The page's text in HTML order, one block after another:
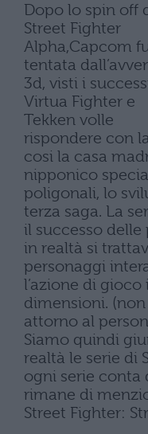
Dopo lo spin off
Street Fighter
Alpha,Capcom
tentata
3d, visti i
Virtua Fighter e
Tekken volle
rispondere con
cosi la casa
nipponico
poligonali, lo
terza saga. La
il successo
in realtà si
personaggi
l’azione di
dimensioni.
attorno al
Siamo quindi
realtà le serie di
ogni serie conta
rimane di
Street Fighter: